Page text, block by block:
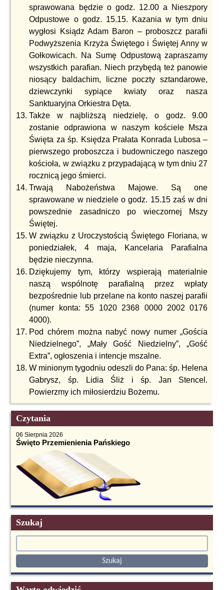
sprawowana będzie o godz. 12.00 a Nieszpory
Odpustowe o godz. 15.15. Kazania w tym dniu
wygłosi Ksiądz Adam Baron – proboszcz parafii
Podwyższenia Krzyża Świętego i Świętej Anny w
Gołkowicach. Na Sumę Odpustową zapraszamy
wszystkich parafian. Niech przybędą też panowie
niosący baldachim, liczne poczty sztandarowe,
dziewczynki sypiące kwiaty oraz nasza
Sanktuaryjna Orkiestra Dęta.
Także w najbliższą niedzielę, o godz. 9.00
zostanie odprawiona w naszym kościele Msza
Święta za śp. Księdza Prałata Konrada Lubosa –
pierwszego proboszcza i budowniczego naszego
kościoła, w związku z przypadającą w tym dniu 27
rocznicą jego śmierci.
Trwają Nabożeństwa Majowe. Są one
sprawowane w niedziele o godz. 15.15 zaś w dni
powszednie zasadniczo po wieczornej Mszy
Świętej.
W związku z Uroczystością Świętego Floriana, w
poniedziałek, 4 maja, Kancelaria Parafialna
będzie nieczynna.
Dziękujemy tym, którzy wspierają materialnie
naszą wspólnotę parafialną przez wpłaty
bezpośrednie lub przelane na konto naszej parafii
(numer konta: 55 1020 2368 0000 2002 0176
4000).
Pod chórem można nabyć nowy numer „Gościa
Niedzielnego”, „Mały Gość Niedzielny”, „Gość
Extra”, ogłoszenia i intencje mszalne.
W minionym tygodniu odeszli do Pana: śp. Helena
Gabrysz, śp. Lidia Śliż i śp. Jan Stencel.
Powierzmy ich miłosierdziu Bożemu.
Czytania
06 Sierpnia 2026
Święto Przemienienia Pańskiego
Szukaj